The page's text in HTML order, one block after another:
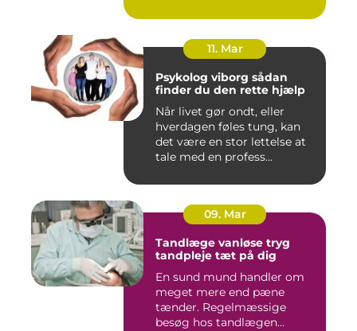
11. Mar
Psykolog viborg sådan
finder du den rette hjælp
Når livet gør ondt, eller
hverdagen føles tung, kan
det være en stor lettelse at
tale med en profess...
09. Mar
Tandlæge vanløse tryg
tandpleje tæt på dig
En sund mund handler om
meget mere end pæne
tænder. Regelmæssige
besøg hos tandlægen